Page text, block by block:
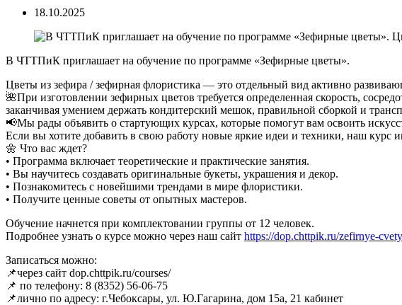
18.10.2025
В ЧТТПиК приглашает на обучение по программе «Зефирные цветы».
Цветы из зефира / зефирная флористика — это отдельный вид активно
🌺При изготовлении зефирных цветов требуется определенная скорость,
заканчивая умением держать кондитерский мешок, правильной сборкой и
📢Мы рады объявить о стартующих курсах, которые помогут вам освоить
Если вы хотите добавить в свою работу новые яркие идеи и техники, наш курс
🌼 Что вас ждет?
• Программа включает теоретические и практические занятия.
• Вы научитесь создавать оригинальные букеты, украшения и декор.
• Познакомитесь с новейшими трендами в мире флористики.
• Получите ценные советы от опытных мастеров.
Обучение начнется при комплектовании группы от 12 человек.
Подробнее узнать о курсе можно через наш сайт https://dop.chttpik.ru/zefirnye-
Записаться можно:
📌через сайт dop.chttpik.ru/courses/
📌 по телефону: 8 (8352) 56-06-75
📌лично по адресу: г.Чебоксары, ул. Ю.Гагарина, дом 15а, 21 кабинет